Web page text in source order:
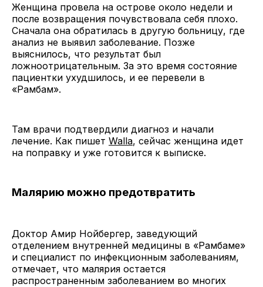
Женщина провела на острове около недели и
после возвращения почувствовала себя плохо.
Сначала она обратилась в другую больницу, где
анализ не выявил заболевание. Позже
выяснилось, что результат был
ложноотрицательным. За это время состояние
пациентки ухудшилось, и ее перевели в
«Рамбам».
Там врачи подтвердили диагноз и начали
лечение. Как пишет Walla, сейчас женщина идет
на поправку и уже готовится к выписке.
Малярию можно предотвратить
Доктор Амир Нойбергер, заведующий
отделением внутренней медицины в «Рамбаме»
и специалист по инфекционным заболеваниям,
отмечает, что малярия остается
распространенным заболеванием во многих